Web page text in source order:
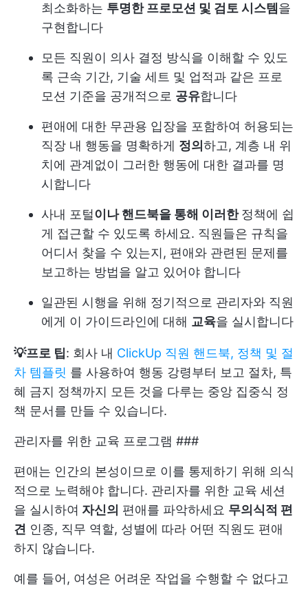
최소화하는 투명한 프로모션 및 검토 시스템 을
구현합니다
모든 직원이 의사 결정 방식을 이해할 수 있도
록 근속 기간, 기술 세트 및 업적과 같은 프로
모션 기준을 공개적으로 공유합니다
편애에 대한 무관용 입장을 포함하여 허용되는
직장 내 행동을 명확하게 정의하고, 계층 내 위
치에 관계없이 그러한 행동에 대한 결과를 명
시합니다
사내 포털이나 핸드북을 통해 이러한정책에 쉽
게 접근할 수 있도록 하세요. 직원들은 규칙을
어디서 찾을 수 있는지, 편애와 관련된 문제를
보고하는 방법을 알고 있어야 합니다
일관된 시행을 위해 정기적으로 관리자와 직원
에게 이 가이드라인에 대해 교육을 실시합니다
💡프로 팁: 회사 내 ClickUp 직원 핸드북, 정책 및 절
차 템플릿 를 사용하여 행동 강령부터 보고 절차, 특
혜 금지 정책까지 모든 것을 다루는 중앙 집중식 정
책 문서를 만들 수 있습니다.
관리자를 위한 교육 프로그램 ###
편애는 인간의 본성이므로 이를 통제하기 위해 의식
적으로 노력해야 합니다. 관리자를 위한 교육 세션
을 실시하여 자신의 편애를 파악하세요 무의식적 편
견 인종, 직무 역할, 성별에 따라 어떤 직원도 편애
하지 않습니다.
예를 들어, 여성은 어려운 작업을 수행할 수 없다고